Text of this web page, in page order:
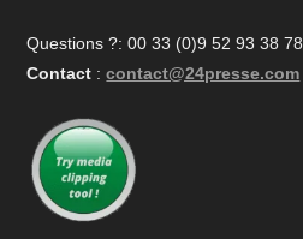
Questions ?: 00 33 (0)9 52 93 38 78
Contact : contact@24presse.com